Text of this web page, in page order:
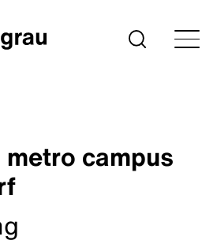
Suche
campus